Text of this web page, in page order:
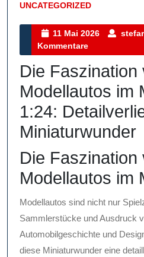
UNCATEGORIZED
Kategorie
11 Mai 2026
11
2026
Kommentare
Die Faszination
Modellautos im
1:24:
Miniaturwunder
Die Faszination
Modellautos im
Modellautos sind nicht nur
Sammlerstücke und Ausdruck
Automobilgeschichte und
diese Miniaturwunder eine